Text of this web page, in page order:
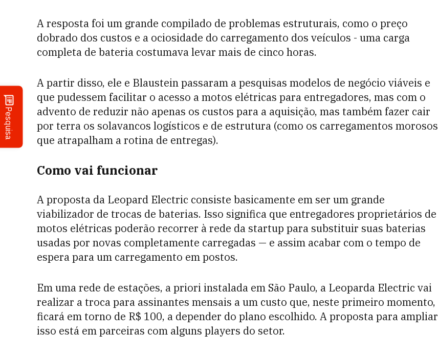
Pesquisa
A resposta foi um grande compilado de problemas estruturais, como o preço
dobrado dos custos e a ociosidade do carregamento dos veículos - uma carga
completa de bateria costumava levar mais de cinco horas.
A partir disso, ele e Blaustein passaram a pesquisas modelos de negócio viáveis e
que pudessem facilitar o acesso a motos elétricas para entregadores, mas com o
advento de reduzir não apenas os custos para a aquisição, mas também fazer cair
por terra os solavancos logísticos e de estrutura (como os carregamentos morosos
que atrapalham a rotina de entregas).
Como vai funcionar
A proposta da Leopard Electric consiste basicamente em ser um grande
viabilizador de trocas de baterias. Isso significa que entregadores proprietários de
motos elétricas poderão recorrer à rede da startup para substituir suas baterias
usadas por novas completamente carregadas — e assim acabar com o tempo de
espera para um carregamento em postos.
Em uma rede de estações, a priori instalada em São Paulo, a Leoparda Electric vai
realizar a troca para assinantes mensais a um custo que, neste primeiro momento,
ficará em torno de R$ 100, a depender do plano escolhido. A proposta para ampliar
isso está em parceiras com alguns players do setor.